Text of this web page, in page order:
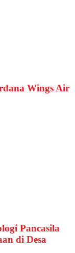
Wings Air
Pancasila
di Desa